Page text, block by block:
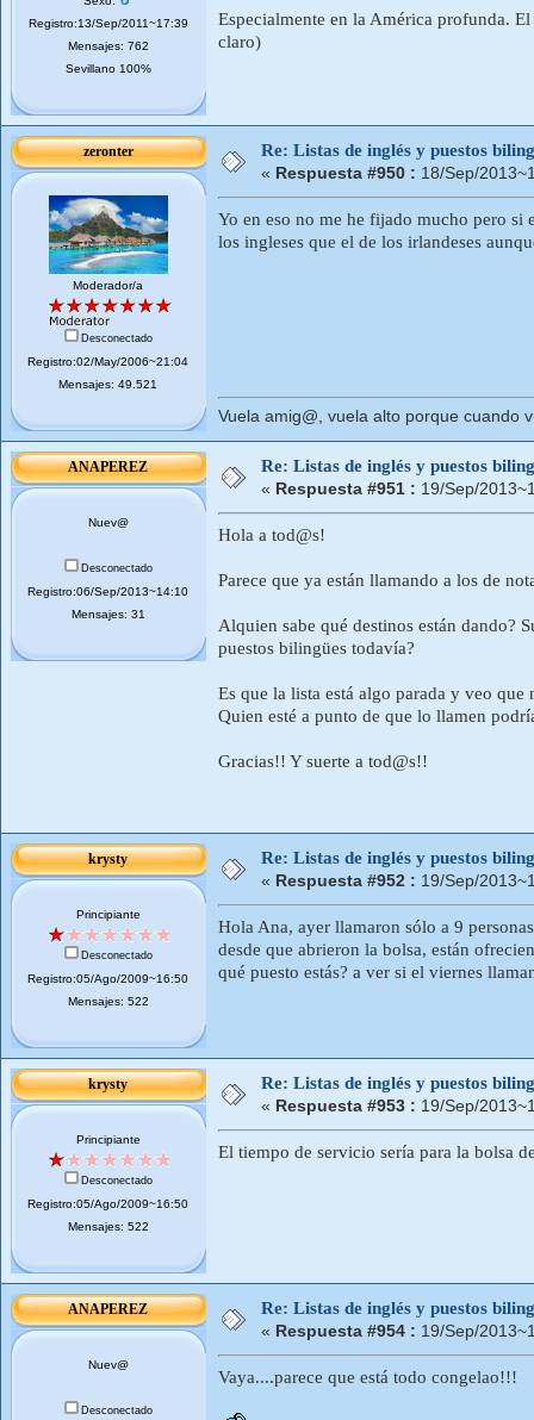
Registro:13/Sep/2011~17:39
Mensajes: 762
Sevillano 100%
Especialmente en la América profunda.
claro)
zeronter
Moderador/a
Desconectado
Registro:02/May/2006~21:04
Mensajes: 49.521
Re: Listas de inglés y puestos
« Respuesta #950 : 18/Sep/
Yo en eso no me he fijado mucho pero si
los ingleses que el de los irlandeses
Vuela amig@, vuela alto porque cuando
ANAPEREZ
Nuev@
Desconectado
Registro:06/Sep/2013~14:10
Mensajes: 31
Re: Listas de inglés y puestos
« Respuesta #951 : 19/Sep/
Hola a tod@s!
Parece que ya están llamando a los de
Alquien sabe qué destinos están dando?
puestos bilingües todavía?
Es que la lista está algo parada y veo
Quien esté a punto de que lo llamen
Gracias!! Y suerte a tod@s!!
krysty
Principiante
Desconectado
Registro:05/Ago/2009~16:50
Mensajes: 522
Re: Listas de inglés y puestos
« Respuesta #952 : 19/Sep/
Hola Ana, ayer llamaron sólo a 9
desde que abrieron la bolsa, están
qué puesto estás? a ver si el viernes
krysty
Principiante
Desconectado
Registro:05/Ago/2009~16:50
Mensajes: 522
Re: Listas de inglés y puestos
« Respuesta #953 : 19/Sep/
El tiempo de servicio sería para la bolsa
ANAPEREZ
Nuev@
Desconectado
Re: Listas de inglés y puestos
« Respuesta #954 : 19/Sep/
Vaya....parece que está todo congelao!!!